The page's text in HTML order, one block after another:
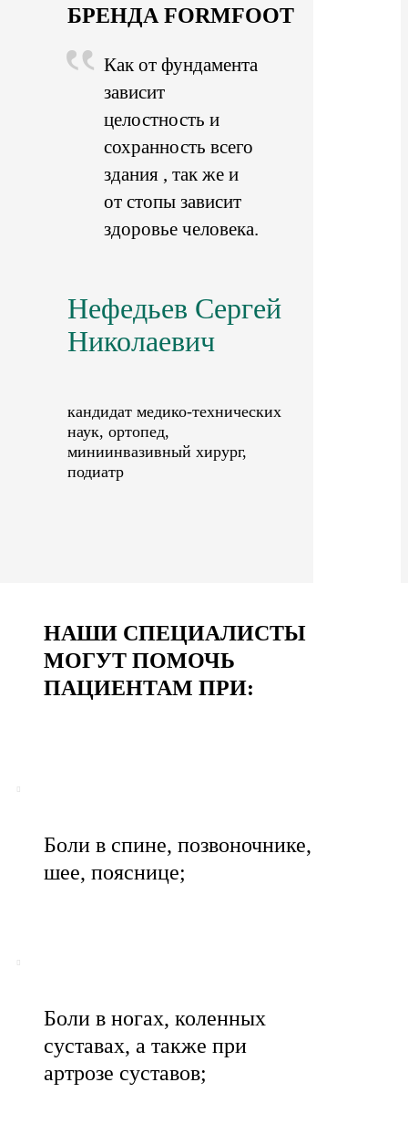
БРЕНДА FORMFOOT
Как от фундамента
зависит
целостность и
сохранность всего
здания , так же и
от стопы зависит
здоровье человека.
Нефедьев Сергей
Николаевич
кандидат медико-технических
наук, ортопед,
миниинвазивный хирург,
подиатр
НАШИ СПЕЦИАЛИСТЫ
МОГУТ ПОМОЧЬ
ПАЦИЕНТАМ ПРИ:
Боли в спине, позвоночнике,
шее, пояснице;
Боли в ногах, коленных
суставах, а также при
артрозе суставов;